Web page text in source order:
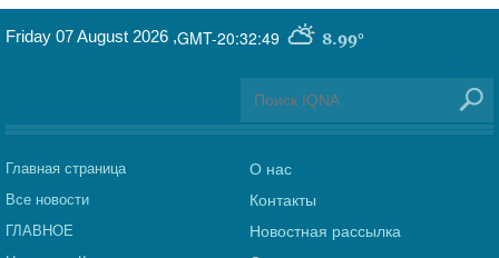
GMT-20:32:49 8.99°
Friday 07 August 2026 ,
Главная страница
Все новости
ГЛАВНОЕ
О нас
Контакты
Новостная рассылка